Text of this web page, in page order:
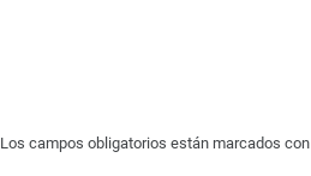
Los campos obligatorios están marcados con